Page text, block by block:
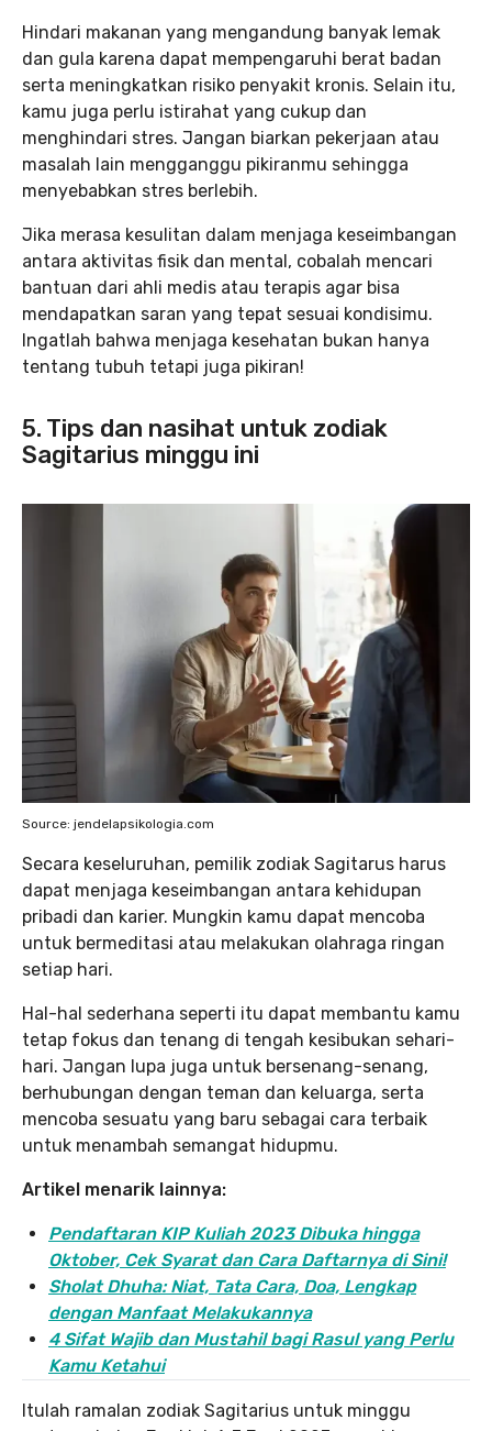
Hindari makanan yang mengandung banyak lemak
dan gula karena dapat mempengaruhi berat badan
serta meningkatkan risiko penyakit kronis. Selain itu,
kamu juga perlu istirahat yang cukup dan
menghindari stres. Jangan biarkan pekerjaan atau
masalah lain mengganggu pikiranmu sehingga
menyebabkan stres berlebih.
Jika merasa kesulitan dalam menjaga keseimbangan
antara aktivitas fisik dan mental, cobalah mencari
bantuan dari ahli medis atau terapis agar bisa
mendapatkan saran yang tepat sesuai kondisimu.
Ingatlah bahwa menjaga kesehatan bukan hanya
tentang tubuh tetapi juga pikiran!
5. Tips dan nasihat untuk zodiak
Sagitarius minggu ini
Source: jendelapsikologia.com
Secara keseluruhan, pemilik zodiak Sagitarus harus
dapat menjaga keseimbangan antara kehidupan
pribadi dan karier. Mungkin kamu dapat mencoba
untuk bermeditasi atau melakukan olahraga ringan
setiap hari.
Hal-hal sederhana seperti itu dapat membantu kamu
tetap fokus dan tenang di tengah kesibukan sehari-
hari. Jangan lupa juga untuk bersenang-senang,
berhubungan dengan teman dan keluarga, serta
mencoba sesuatu yang baru sebagai cara terbaik
untuk menambah semangat hidupmu.
Artikel menarik lainnya:
Pendaftaran KIP Kuliah 2023 Dibuka hingga
Oktober, Cek Syarat dan Cara Daftarnya di Sini!
Sholat Dhuha: Niat, Tata Cara, Doa, Lengkap
dengan Manfaat Melakukannya
4 Sifat Wajib dan Mustahil bagi Rasul yang Perlu
Kamu Ketahui
Itulah ramalan zodiak Sagitarius untuk minggu